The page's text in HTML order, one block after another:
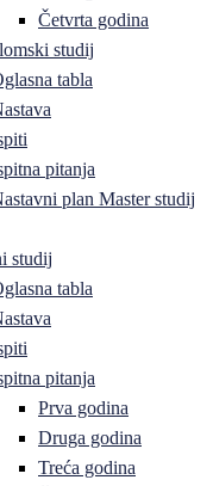
Četvrta godina
studij
tabla
pitanja
plan Master studij
studij
tabla
pitanja
Prva godina
Druga godina
Treća godina